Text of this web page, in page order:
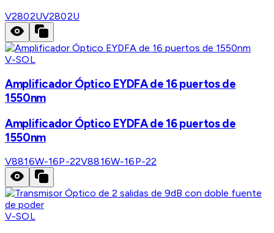
V2802UV2802U
V-SOL
Amplificador Óptico EYDFA de 16 puertos de
1550nm
Amplificador Óptico EYDFA de 16 puertos de
1550nm
V8816W-16P-22V8816W-16P-22
V-SOL